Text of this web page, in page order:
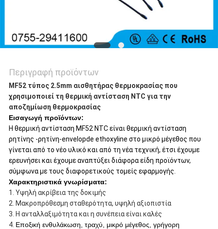
Περιγραφή προϊόντων
MF52 τύπος 2.5mm αισθητήρας θερμοκρασίας που
χρησιμοποιεί τη θερμική αντίσταση NTC για την
αποζημίωση θερμοκρασίας
Εισαγωγή προϊόντων:
Η θερμική αντίσταση MF52 NTC είναι θερμική αντίσταση
ρητίνης -ρητίνη-envelopde ethoxyline στο μικρό μέγεθος που
γίνεται από το νέο υλικό και από τη νέα τεχνική, έτσι έχουμε
ερευνήσει και έχουμε αναπτύξει διάφορα είδη προϊόντων,
σύμφωνα με τους διαφορετικούς τομείς εφαρμογής.
Χαρακτηριστικά γνωρίσματα:
1. Υψηλή ακρίβεια της δοκιμής
2. Μακροπρόθεσμη σταθερότητα, υψηλή αξιοπιστία
3. Η ανταλλαξιμότητα και η συνέπεια είναι καλές
4. Εποξική ενθυλάκωση, τραχύ, μικρό μέγεθος, γρήγορη